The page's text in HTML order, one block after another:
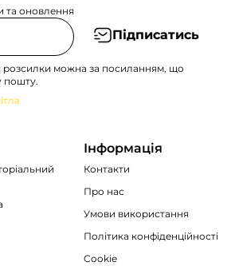
та оновлення
Підписатись
розсилки можна за посиланням, що
пошту.
Інформація
Контакти
Про нас
Умови використання
Політика конфіденційності
Cookie